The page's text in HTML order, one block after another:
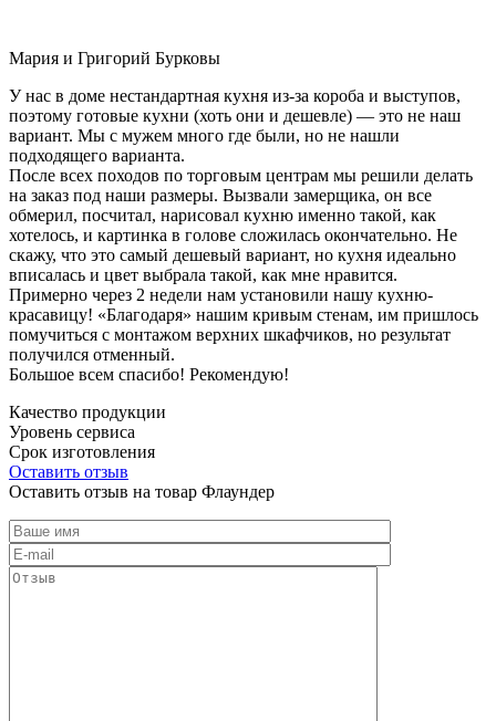
Мария и Григорий Бурковы
У нас в доме нестандартная кухня из-за короба и выступов,
поэтому готовые кухни (хоть они и дешевле) — это не наш
вариант. Мы с мужем много где были, но не нашли
подходящего варианта.
После всех походов по торговым центрам мы решили делать
на заказ под наши размеры. Вызвали замерщика, он все
обмерил, посчитал, нарисовал кухню именно такой, как
хотелось, и картинка в голове сложилась окончательно. Не
скажу, что это самый дешевый вариант, но кухня идеально
вписалась и цвет выбрала такой, как мне нравится.
Примерно через 2 недели нам установили нашу кухню-
красавицу! «Благодаря» нашим кривым стенам, им пришлось
помучиться с монтажом верхних шкафчиков, но результат
получился отменный.
Большое всем спасибо! Рекомендую!
Качество продукции
Уровень сервиса
Срок изготовления
Оставить отзыв
Оставить отзыв на товар Флаундер